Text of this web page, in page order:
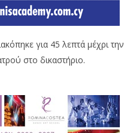
για 45 λεπτά μέχρι την
στο δικαστήριο.